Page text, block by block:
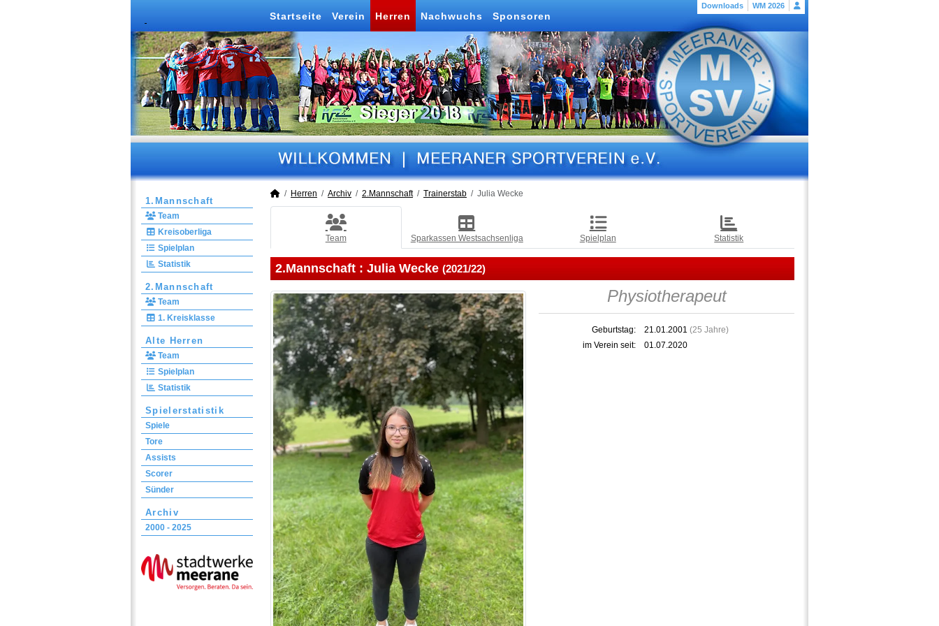
Downloads WM 2026
Startseite Verein Herren Nachwuchs Sponsoren
1.Mannschaft
Team
Kreisoberliga
Spielplan
Statistik
2.Mannschaft
Team
1. Kreisklasse
Alte Herren
Team
Spielplan
Statistik
Spielerstatistik
Spiele
Tore
Assists
Scorer
Sünder
Archiv
2000 - 2025
Herren Archiv 2.Mannschaft Trainerstab Julia Wecke
Team Sparkassen Westsachsenliga Spielplan Statistik
2.Mannschaft : Julia Wecke (2021/22)
Physiotherapeut
Geburtstag: 21.01.2001 (25 Jahre)
im Verein seit:
01.07.2020